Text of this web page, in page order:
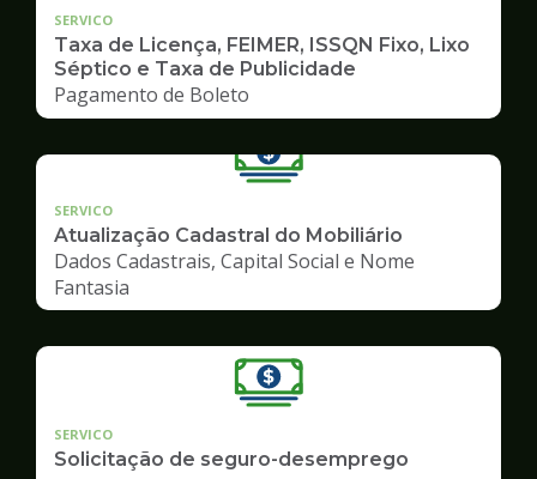
SERVICO
Taxa de Licença, FEIMER, ISSQN Fixo, Lixo
Séptico e Taxa de Publicidade
Pagamento de Boleto
SERVICO
Atualização Cadastral do Mobiliário
Dados Cadastrais, Capital Social e Nome
Fantasia
SERVICO
Solicitação de seguro-desemprego